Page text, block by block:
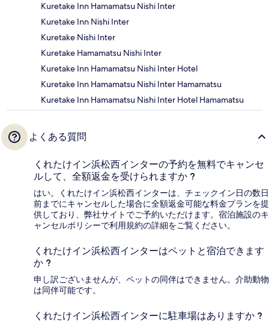
Kuretake Inn Hamamatsu Nishi Inter
Kuretake Inn Nishi Inter
Kuretake Nishi Inter
Kuretake Hamamatsu Nishi Inter
Kuretake Inn Hamamatsu Nishi Inter Hotel
Kuretake Inn Hamamatsu Nishi Inter Hamamatsu
Kuretake Inn Hamamatsu Nishi Inter Hotel Hamamatsu
よくある質問
くれたけイン浜松西インターの予約を無料でキャンセ
ルして、全額返金を受けられますか ?
はい。くれたけイン浜松西インターは、チェックイン日の数日
前までにキャンセルした場合に全額返金可能な料金プランを提
供しており、弊社サイトでご予約いただけます。宿泊施設のキ
ャンセルポリシーで利用規約の詳細をご覧ください。
くれたけイン浜松西インターはペットと宿泊できます
か ?
申し訳ございませんが、ペットの同伴はできません。介助動物
は同伴可能です。
くれたけイン浜松西インターに駐車場はありますか ?